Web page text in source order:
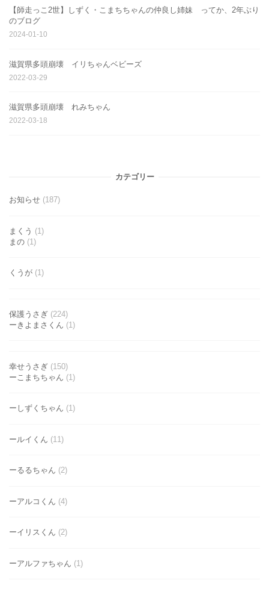
【師走っこ2世】しずく・こまちちゃんの仲良し姉妹 ってか、2年ぶり
のブログ
2024-01-10
滋賀県多頭崩壊 イリちゃんベビーズ
2022-03-29
滋賀県多頭崩壊 れみちゃん
2022-03-18
カテゴリー
お知らせ (187)
まくう (1)
まの (1)
くうが (1)
保護うさぎ (224)
ーきよまさくん (1)
幸せうさぎ (150)
ーこまちちゃん (1)
ーしずくちゃん (1)
ールイくん (11)
ーるるちゃん (2)
ーアルコくん (4)
ーイリスくん (2)
ーアルファちゃん (1)